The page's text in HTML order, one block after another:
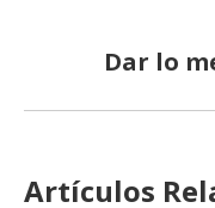
Dar lo
Artículos